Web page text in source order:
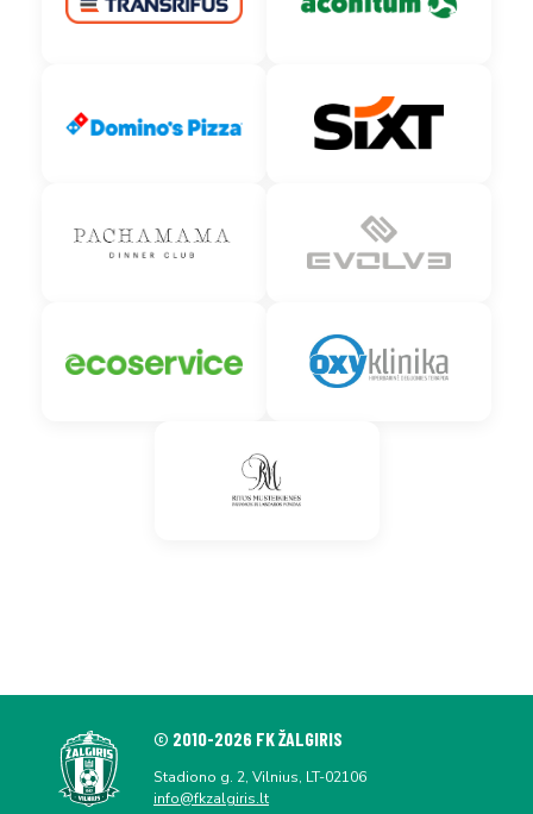
© 2010-2026 FK ŽALGIRIS
Stadiono g. 2, Vilnius, LT-02106
info@fkzalgiris.lt